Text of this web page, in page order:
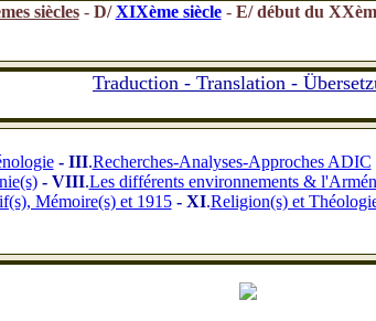
siècles- D/XIXème siècle- E/ début du
Traduction - Translation -
- III.Recherches-Analyses-Approches ADIC
- VIII.Les différents environnements &
Mémoire(s) et 1915- XI.Religion(s) et